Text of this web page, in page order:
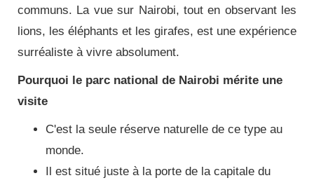
communs. La vue sur Nairobi, tout en observant les
lions, les éléphants et les girafes, est une expérience
surréaliste à vivre absolument.
Pourquoi le parc national de Nairobi mérite une
visite
C'est la seule réserve naturelle de ce type au
monde.
Il est situé juste à la porte de la capitale du